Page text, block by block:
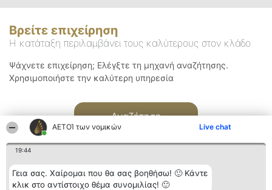
ΑΕΤΟΊ των νομικών Live chat
19:44
Γεια σας. Χαίρομαι που θα σας βοηθήσω! 🙂 Κάντε
κλικ στο αντίστοιχο θέμα συνομιλίας! 🙂
Βρείτε επιχείρηση
Η κατάταξη περιλαμβάνει τους καλύτερους στον κλάδο
Ψάχνετε επιχείρηση; Ελέγξτε τη μηχανή αναζήτησης.
Χρησιμοποιήστε την καλύτερη υπηρεσία
Αναζήτηση